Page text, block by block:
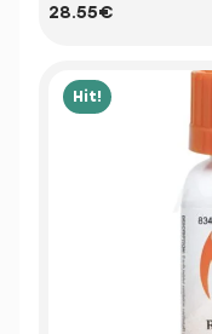
28.55€
Hit!